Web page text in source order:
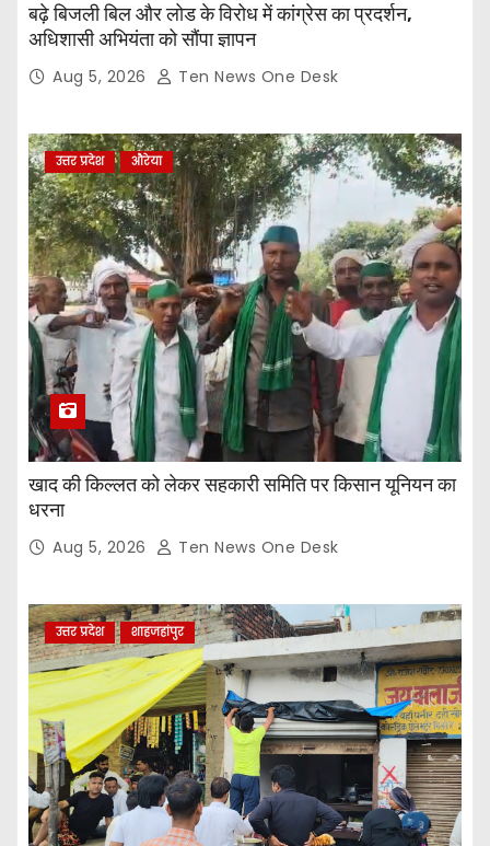
बढ़े बिजली बिल और लोड के विरोध में कांग्रेस का प्रदर्शन,
अधिशासी अभियंता को सौंपा ज्ञापन
Aug 5, 2026 Ten News One Desk
उत्तर प्रदेश औरेया
खाद की किल्लत को लेकर सहकारी समिति पर किसान यूनियन का
धरना
Aug 5, 2026 Ten News One Desk
उत्तर प्रदेश शाहजहांपुर